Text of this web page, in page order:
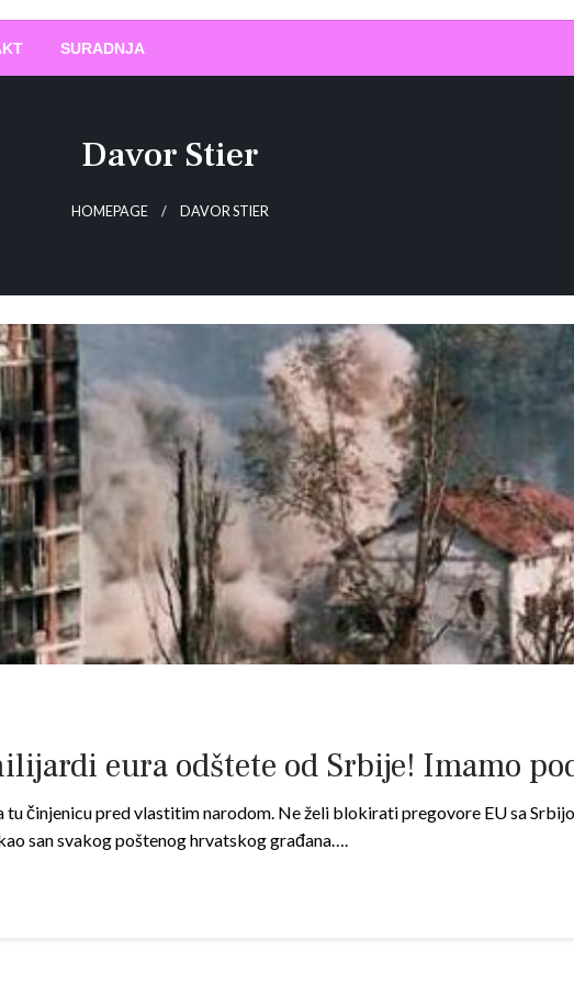
SURADNJA
Davor Stier
HOMEPAGE DAVOR STIER
eura odštete od Srbije! Imamo
činjenicu pred vlastitim narodom. Ne želi blokirati pregovore EU sa
san svakog poštenog hrvatskog građana….